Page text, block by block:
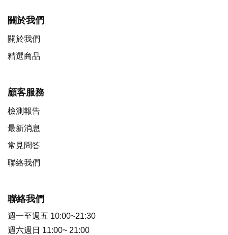
關於我們
關於我們
精選商品
顧客服務
檢測報告
最新消息
常見問答
聯絡我們
聯絡我們
週一至週五 10:00~21:30
週六週日 11:00~ 21:00